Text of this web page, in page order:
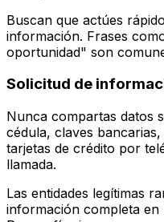
Buscan que actúes
información. Frases
oportunidad" son
Solicitud de
Nunca compartas datos
cédula, claves
tarjetas de crédito por
llamada.
Las entidades legítimas
información completa en